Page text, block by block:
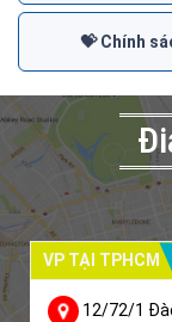
💝 Chính
VP TẠI TPHCM
12/72/1